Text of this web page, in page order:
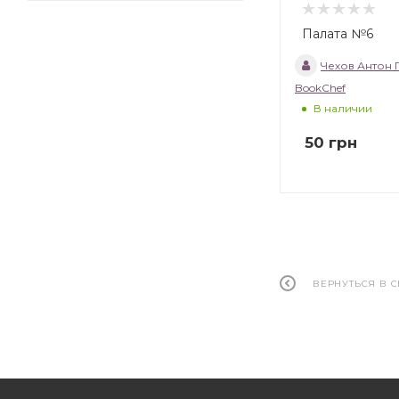
Палата №6
Чехов Антон
BookChef
В наличии
50 грн
ВЕРНУТЬСЯ В